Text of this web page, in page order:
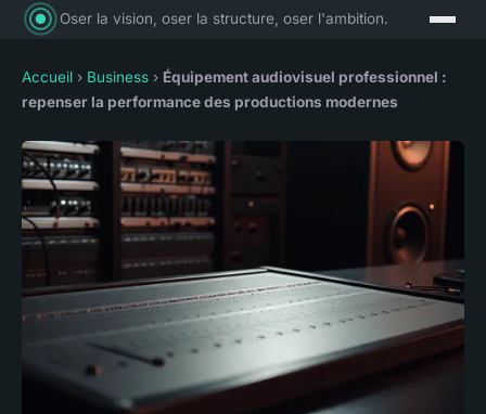
Oser la vision, oser la structure, oser l'ambition.
Accueil › Business › Équipement audiovisuel professionnel :
repenser la performance des productions modernes